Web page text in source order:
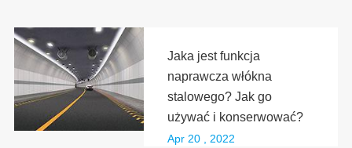
Jaka jest funkcja
naprawcza włókna
stalowego? Jak go
używać i konserwować?
Apr 20 , 2022